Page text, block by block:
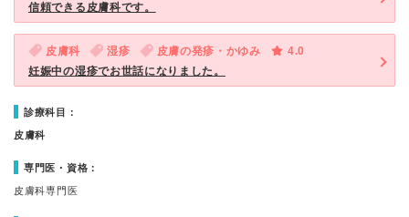
信頼できる皮膚科です。
皮膚科 湿疹 皮膚の発疹・かゆみ
4.0
妊娠中の湿疹でお世話になりました。
診療科目：
皮膚科
専門医・資格：
皮膚科専門医